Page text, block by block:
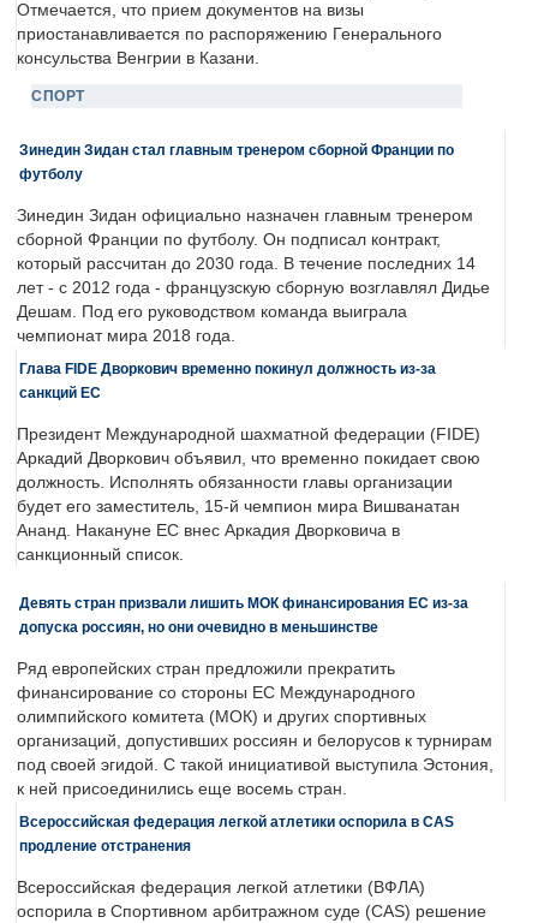
Отмечается, что прием документов на визы
приостанавливается по распоряжению Генерального
консульства Венгрии в Казани.
СПОРТ
Зинедин Зидан стал главным тренером сборной Франции по
футболу
Зинедин Зидан официально назначен главным тренером
сборной Франции по футболу. Он подписал контракт,
который рассчитан до 2030 года. В течение последних 14
лет - с 2012 года - французскую сборную возглавлял Дидье
Дешам. Под его руководством команда выиграла
чемпионат мира 2018 года.
Глава FIDE Дворкович временно покинул должность из-за
санкций ЕС
Президент Международной шахматной федерации (FIDE)
Аркадий Дворкович объявил, что временно покидает свою
должность. Исполнять обязанности главы организации
будет его заместитель, 15-й чемпион мира Вишванатан
Ананд. Накануне ЕС внес Аркадия Дворковича в
санкционный список.
Девять стран призвали лишить МОК финансирования ЕС из-за
допуска россиян, но они очевидно в меньшинстве
Ряд европейских стран предложили прекратить
финансирование со стороны ЕС Международного
олимпийского комитета (МОК) и других спортивных
организаций, допустивших россиян и белорусов к турнирам
под своей эгидой. С такой инициативой выступила Эстония,
к ней присоединились еще восемь стран.
Всероссийская федерация легкой атлетики оспорила в CAS
продление отстранения
Всероссийская федерация легкой атлетики (ВФЛА)
оспорила в Спортивном арбитражном суде (CAS) решение